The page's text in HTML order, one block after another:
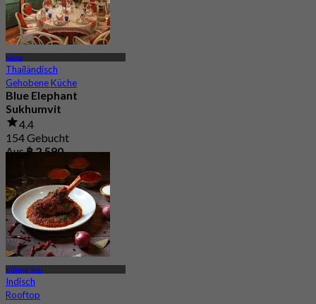
Nana
Thailändisch
Gehobene Küche
Blue Elephant
Sukhumvit
4.4
154 Gebucht
Aus฿ 2,590
Khlong Toei
Indisch
Rooftop